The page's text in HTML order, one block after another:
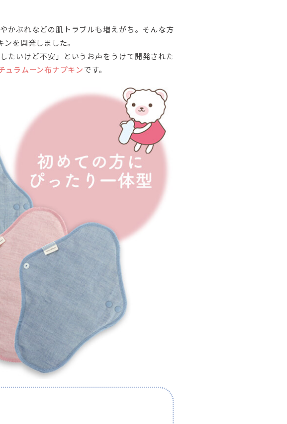
かぶれなどの肌トラブルも増えがち。そんな方
を開発しました。
たいけど不安」というお声をうけて開発された
ュラムーン布ナプキンです。